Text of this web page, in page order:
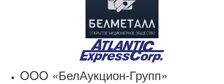
OOO «БелАукцион-Групп»